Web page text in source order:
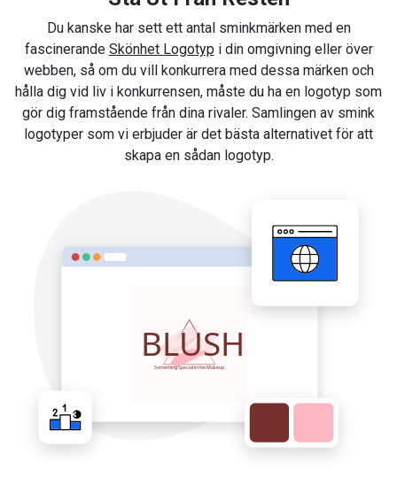
Du kanske har sett ett antal sminkmärken med en
fascinerande Skönhet Logotyp i din omgivning eller över
webben, så om du vill konkurrera med dessa märken och
hålla dig vid liv i konkurrensen, måste du ha en logotyp som
gör dig framstående från dina rivaler. Samlingen av smink
logotyper som vi erbjuder är det bästa alternativet för att
skapa en sådan logotyp.